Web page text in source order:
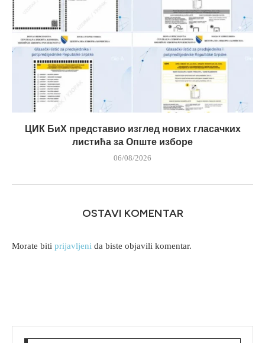
ЦИК БиХ представио изглед нових гласачких
листића за Опште изборе
06/08/2026
OSTAVI KOMENTAR
Morate biti prijavljeni da biste objavili komentar.